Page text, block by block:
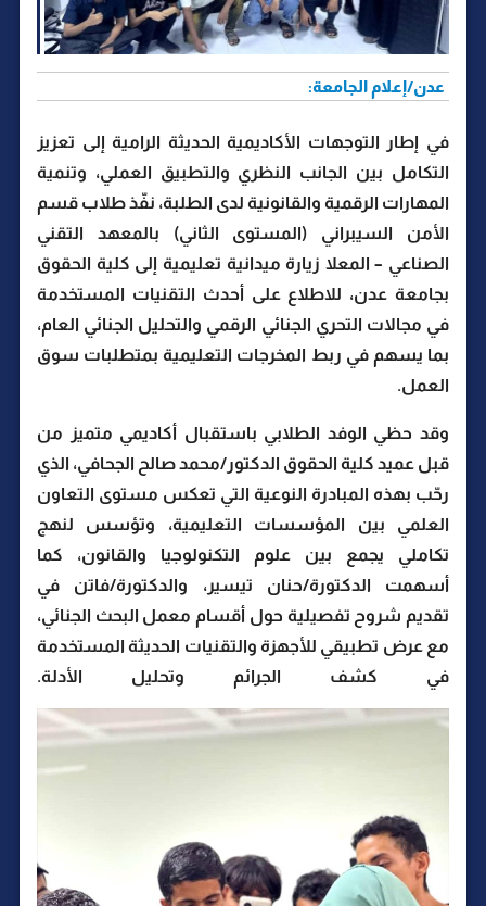
عدن/إعلام الجامعة:
في إطار التوجهات الأكاديمية الحديثة الرامية إلى تعزيز
التكامل بين الجانب النظري والتطبيق العملي، وتنمية
المهارات الرقمية والقانونية لدى الطلبة، نفّذ طلاب قسم
الأمن السيبراني (المستوى الثاني) بالمعهد التقني
الصناعي – المعلا زيارة ميدانية تعليمية إلى كلية الحقوق
بجامعة عدن، للاطلاع على أحدث التقنيات المستخدمة
في مجالات التحري الجنائي الرقمي والتحليل الجنائي العام،
بما يسهم في ربط المخرجات التعليمية بمتطلبات سوق
العمل.
وقد حظي الوفد الطلابي باستقبال أكاديمي متميز من
قبل عميد كلية الحقوق الدكتور/محمد صالح الجحافي، الذي
رحّب بهذه المبادرة النوعية التي تعكس مستوى التعاون
العلمي بين المؤسسات التعليمية، وتؤسس لنهج
تكاملي يجمع بين علوم التكنولوجيا والقانون، كما
أسهمت الدكتورة/حنان تيسير، والدكتورة/فاتن في
تقديم شروح تفصيلية حول أقسام معمل البحث الجنائي،
مع عرض تطبيقي للأجهزة والتقنيات الحديثة المستخدمة
في كشف الجرائم وتحليل الأدلة.